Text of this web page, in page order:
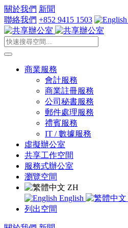
關於我們 新聞
聯絡我們 +852 9415 1503
商業服務
會計服務
商業註冊服務
公司秘書服務
郵件處理服務
禮賓服務
IT / 數據服務
虛擬辦公室
共享工作空間
服務式辦公室
瀏覽空間
ZH
English
列出空間